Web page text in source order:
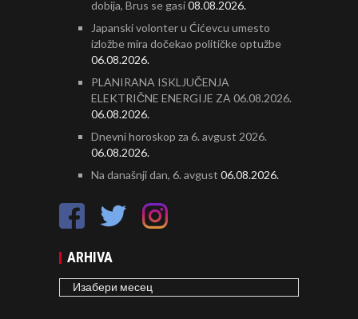
dobija, Brus se gasi08.08.2026.
Japanski volonter u Ćićevcu umesto
izložbe mira dočekao političke optužbe
06.08.2026.
PLANIRANA ISKLJUČENJA
ELEKTRIČNE ENERGIJE ZA 06.08.2026.
06.08.2026.
Dnevni horoskop za 6. avgust 2026.
06.08.2026.
Na današnji dan, 6. avgust 06.08.2026.
ARHIVA
ARHIVA